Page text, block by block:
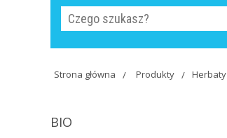
Strona główna Produkty Herbaty
BIO